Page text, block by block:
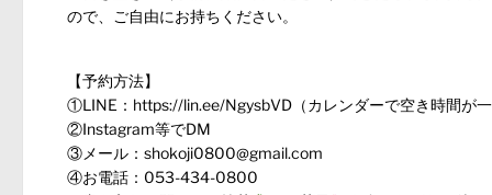
ので、ご自由にお持ちください。
【予約方法】
①LINE： https://lin.ee/NgysbVD （カレンダーで空き時間が
②Instagram等でDM
③メール：shokoji0800@gmail.com
④お電話：053-434-0800